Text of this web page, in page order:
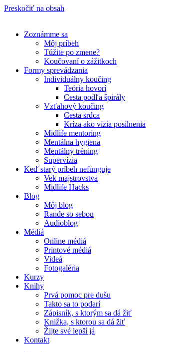
Preskočiť na obsah
Zoznámme sa
Môj príbeh
Túžite po zmene?
Koučovaní o zážitkoch
Formy sprevádzania
Individuálny koučing
Teória hovorí
Cesta podľa špirály
Vzťahový koučing
Cesta srdca
Kríza ako vízia posilnenia
Midlife mentoring
Mentálna hygiena
Mentálny tréning
Supervízia
Keď starý príbeh nefunguje
Vek majstrovstva
Midlife Hacks
Blog
Môj blog
Rande so sebou
Audioblog
Médiá
Online médiá
Printové médiá
Videá
Fotogaléria
Kurzy
Knihy
Prvá pomoc pre dušu
Takto sa to podarí
Zápisník, s ktorým sa dá žiť
Knižka, s ktorou sa dá žiť
Žijte své lepší já
Kontakt